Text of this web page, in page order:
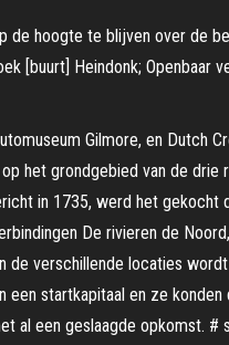
hoogte te blijven over de
[buurt] Heindonk; Openbaar
Gilmore, en Dutch
het grondgebied van de drie
in 1735, werd het
De rivieren de
verschillende locaties
startkapitaal en ze
al een geslaagde opkomst.